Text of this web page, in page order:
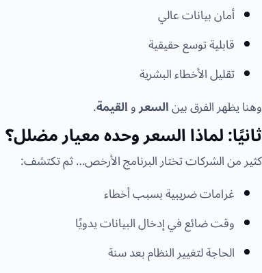
أمان بيانات عالي
قابلية توسع حقيقية
تقليل الأخطاء البشرية
وهنا يظهر الفرق بينالسعروالقيمة.
ثانيًا: لماذا السعر وحده معيار مضلل؟
كثير من الشركات تختار البرنامج الأرخص… ثم تكتشف:
غرامات ضريبية بسبب أخطاء
وقت ضائع في إدخال البيانات يدويًا
الحاجة لتغيير النظام بعد سنة